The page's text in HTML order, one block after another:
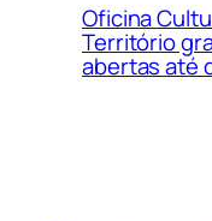
Oficina
Território
abertas até